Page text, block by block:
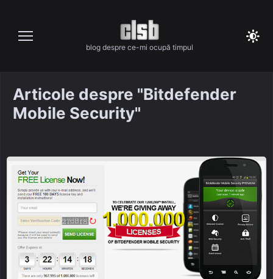
content
blog despre ce-mi ocupă timpul
Articole despre "Bitdefender
Mobile Security"